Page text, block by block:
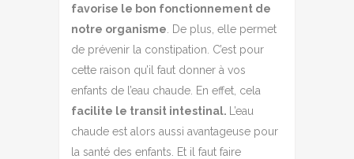
favorise le bon fonctionnement de
notre organisme . De plus, elle permet
de prévenir la constipation. C’est pour
cette raison qu’il faut donner à vos
enfants de l’eau chaude. En effet, cela
facilite le transit intestinal.
L’eau
chaude est alors aussi avantageuse pour
la santé des enfants. Et il faut faire